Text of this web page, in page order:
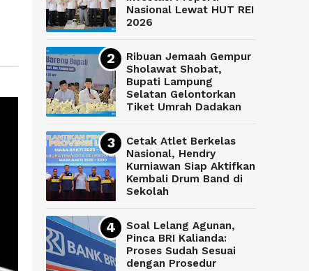
Nasional Lewat HUT REI
2026
Ribuan Jemaah Gempur
Sholawat Shobat,
Bupati Lampung
Selatan Gelontorkan
Tiket Umrah Dadakan
Cetak Atlet Berkelas
Nasional, Hendry
Kurniawan Siap Aktifkan
Kembali Drum Band di
Sekolah
Soal Lelang Agunan,
Pinca BRI Kalianda:
Proses Sudah Sesuai
dengan Prosedur